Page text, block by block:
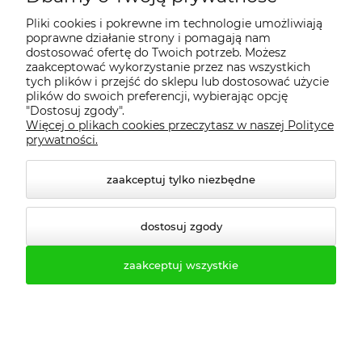
Zapraszamy do zakupów i kontaktu!
Razem stworzymy przestrzeń, która
spełni Twoje oczekiwania. Sprawdź,
jak łatwo i szybko możesz wyposażyć
swoją szatnię czy biuro z naszą
pomocą.
Gwarantujemy jakość, trwałość i
Pliki cookies i pokrewne im technologie umożliwiają
poprawne działanie strony i pomagają nam
dostosować ofertę do Twoich potrzeb. Możesz
zaakceptować wykorzystanie przez nas wszystkich
tych plików i przejść do sklepu lub dostosować użycie
plików do swoich preferencji, wybierając opcję
"Dostosuj zgody".
Więcej o plikach cookies przeczytasz w naszej Polityce
prywatności.
zaakceptuj tylko niezbędne
dostosuj zgody
zaakceptuj wszystkie